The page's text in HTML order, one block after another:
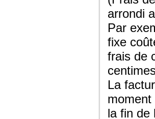
arrondi
Par
fixe
frais de
La
la fin de